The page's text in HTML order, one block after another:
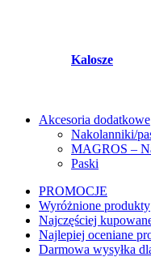
Kalosze
Akcesoria dodatkowe
Nakolanniki/
MAGROS –
Paski
PROMOCJE
Wyróżnione produkty
Najczęściej
Najlepiej oceniane
Darmowa wysyłka